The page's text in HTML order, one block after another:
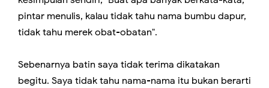
pintar menulis, kalau tidak tahu nama bumbu dapur,
tidak tahu merek obat-obatan".
Sebenarnya batin saya tidak terima dikatakan
begitu. Saya tidak tahu nama-nama itu bukan berarti